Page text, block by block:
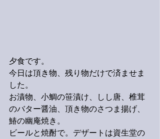
夕食です。
今日は頂き物、残り物だけで済ませま
した。
お漬物、小鯛の笹漬け、しし唐、椎茸
のバター醤油、頂き物のさつま揚げ、
鰆の幽庵焼き。
ビールと焼酎で。デザートは資生堂の